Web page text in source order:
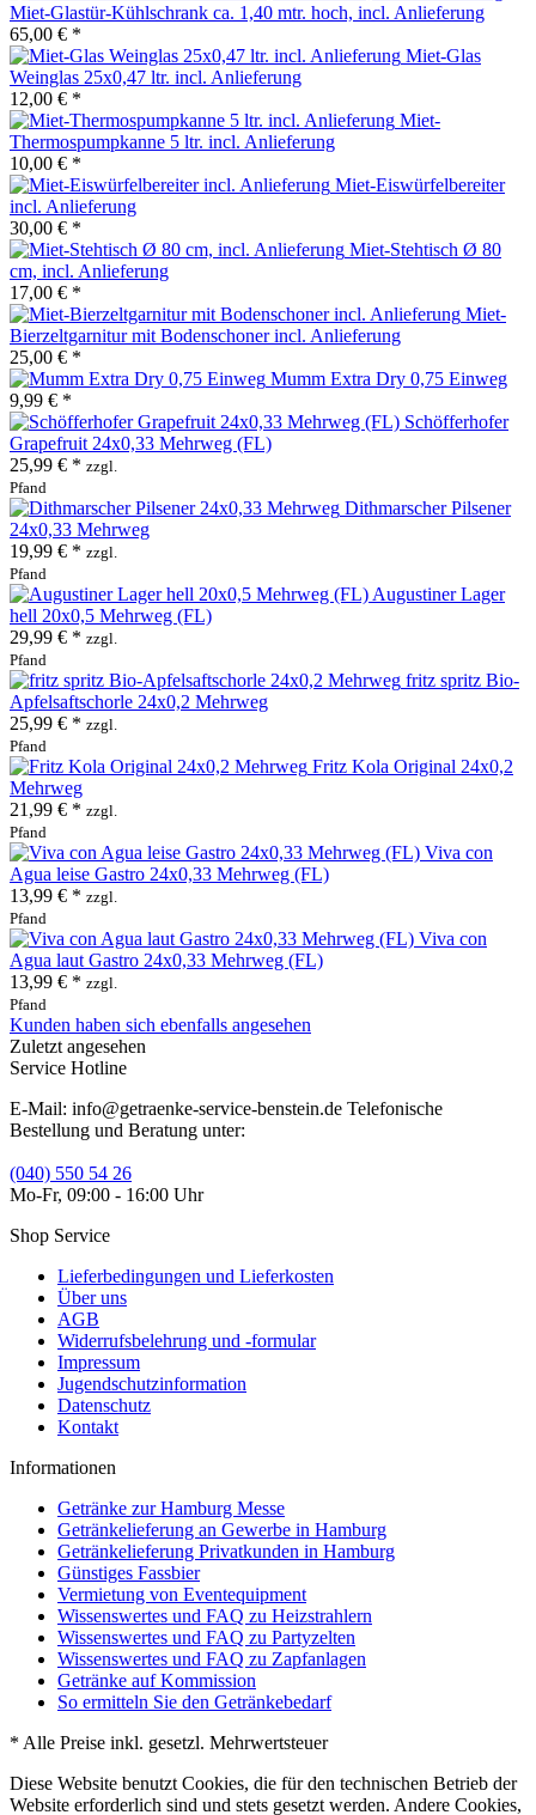
Miet-Glastür-Kühlschrank ca. 1,40 mtr. hoch, incl. Anlieferung
65,00 € *
Miet-Glas
Weinglas 25x0,47 ltr. incl. Anlieferung
12,00 € *
Miet-
Thermospumpkanne 5 ltr. incl. Anlieferung
10,00 € *
Miet-Eiswürfelbereiter
incl. Anlieferung
30,00 € *
Miet-Stehtisch Ø 80
cm, incl. Anlieferung
17,00 € *
Miet-
Bierzeltgarnitur mit Bodenschoner incl. Anlieferung
25,00 € *
Mumm Extra Dry 0,75 Einweg
9,99 € *
Schöfferhofer
Grapefruit 24x0,33 Mehrweg (FL)
25,99 € * zzgl.
Pfand
Dithmarscher Pilsener
24x0,33 Mehrweg
19,99 € * zzgl.
Pfand
Augustiner Lager
hell 20x0,5 Mehrweg (FL)
29,99 € * zzgl.
Pfand
fritz spritz Bio-
Apfelsaftschorle 24x0,2 Mehrweg
25,99 € * zzgl.
Pfand
Fritz Kola Original 24x0,2
Mehrweg
21,99 € * zzgl.
Pfand
Viva con
Agua leise Gastro 24x0,33 Mehrweg (FL)
13,99 € * zzgl.
Pfand
Viva con
Agua laut Gastro 24x0,33 Mehrweg (FL)
13,99 € * zzgl.
Pfand
Kunden haben sich ebenfalls angesehen
Zuletzt angesehen
Service Hotline
E-Mail: info@getraenke-service-benstein.de Telefonische
Bestellung und Beratung unter:
(040) 550 54 26
Mo-Fr, 09:00 - 16:00 Uhr
Shop Service
Lieferbedingungen und Lieferkosten
Über uns
AGB
Widerrufsbelehrung und -formular
Impressum
Jugendschutzinformation
Datenschutz
Kontakt
Informationen
Getränke zur Hamburg Messe
Getränkelieferung an Gewerbe in Hamburg
Getränkelieferung Privatkunden in Hamburg
Günstiges Fassbier
Vermietung von Eventequipment
Wissenswertes und FAQ zu Heizstrahlern
Wissenswertes und FAQ zu Partyzelten
Wissenswertes und FAQ zu Zapfanlagen
Getränke auf Kommission
So ermitteln Sie den Getränkebedarf
* Alle Preise inkl. gesetzl. Mehrwertsteuer
Diese Website benutzt Cookies, die für den technischen Betrieb der
Website erforderlich sind und stets gesetzt werden. Andere Cookies,